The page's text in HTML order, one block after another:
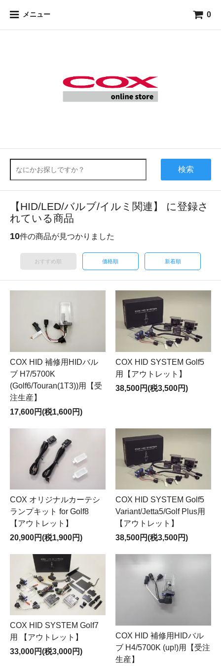
メニュー 0
検索
【HID/LED/バルブ/イルミ関連】 に登録さ
れている商品
10件の商品が見つかりました
おすすめ順 価格順 新着順
COX HID 補修用HIDバル
ブ H7/5700K
(Golf6/Touran(1T3))用【受
注生産】
17,600円(税1,600円)
COX HID SYSTEM Golf5
用【アウトレット】
38,500円(税3,500円)
COX オリジナルカーテシ
ランプキット for Golf8
【アウトレット】
20,900円(税1,900円)
COX HID SYSTEM Golf5
Variant/Jetta5/Golf Plus用
【アウトレット】
38,500円(税3,500円)
COX HID SYSTEM Golf7
用 【アウトレット】
33,000円(税3,000円)
COX HID 補修用HIDバル
ブ H4/5700K (up!)用【受注
生産】